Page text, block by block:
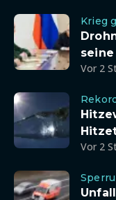
Krieg
Vor 2
Vor 2